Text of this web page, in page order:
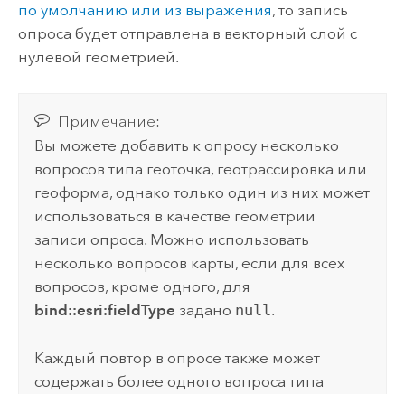
по умолчанию или из выражения, то запись
опроса будет отправлена в векторный слой с
нулевой геометрией.
Примечание:
Вы можете добавить к опросу несколько
вопросов типа геоточка, геотрассировка или
геоформа, однако только один из них может
использоваться в качестве геометрии
записи опроса. Можно использовать
несколько вопросов карты, если для всех
вопросов, кроме одного, для
bind::esri:fieldType задано null.
Каждый повтор в опросе также может
содержать более одного вопроса типа